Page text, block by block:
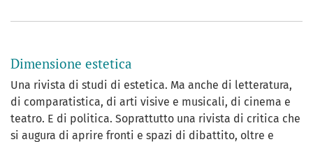
##journal.journals##
Dimensione estetica
Una rivista di studi di estetica. Ma anche di letteratura,
di comparatistica, di arti visive e musicali, di cinema e
teatro. E di politica. Soprattutto una rivista di critica che
si augura di aprire fronti e spazi di dibattito, oltre e